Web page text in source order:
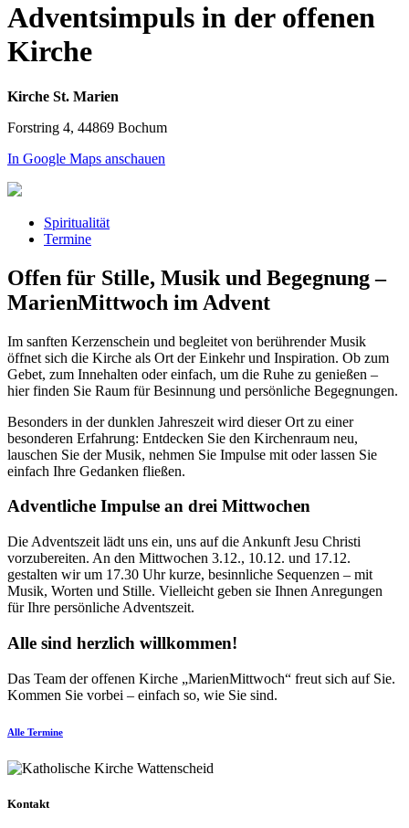
Adventsimpuls in der offenen
Kirche
Kirche St. Marien
Forstring 4, 44869 Bochum
In Google Maps anschauen
Spiritualität
Termine
Offen für Stille, Musik und Begegnung –
MarienMittwoch im Advent
Im sanften Kerzenschein und begleitet von berührender Musik
öffnet sich die Kirche als Ort der Einkehr und Inspiration. Ob zum
Gebet, zum Innehalten oder einfach, um die Ruhe zu genießen –
hier finden Sie Raum für Besinnung und persönliche Begegnungen.
Besonders in der dunklen Jahreszeit wird dieser Ort zu einer
besonderen Erfahrung: Entdecken Sie den Kirchenraum neu,
lauschen Sie der Musik, nehmen Sie Impulse mit oder lassen Sie
einfach Ihre Gedanken fließen.
Adventliche Impulse an drei Mittwochen
Die Adventszeit lädt uns ein, uns auf die Ankunft Jesu Christi
vorzubereiten. An den Mittwochen 3.12., 10.12. und 17.12.
gestalten wir um 17.30 Uhr kurze, besinnliche Sequenzen – mit
Musik, Worten und Stille. Vielleicht geben sie Ihnen Anregungen
für Ihre persönliche Adventszeit.
Alle sind herzlich willkommen!
Das Team der offenen Kirche „MarienMittwoch“ freut sich auf Sie.
Kommen Sie vorbei – einfach so, wie Sie sind.
Alle Termine
Kontakt